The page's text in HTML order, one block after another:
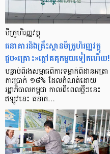
មីក្រូ​ហិរញ្ញវត្ថុ
ធនាគារ​និង​គ្រឹះស្ថាន​មីក្រូ​ហិរញ្ញវត្ថុ​
ជួប«គ្រោះ»ក្តៅ​គគុក​មួយ​ទៀត​ហើយ!
បន្ទាប់​ពី​រង​សម្ពាធ​​ពី​ការ​ទម្លាក់​ពិដាន​អត្រា​
ការ​ប្រាក់ ១៨​% ដែល​កំណត់​ដោយ​
រដ្ឋាភិបាល​កម្ពុជា កាល​ពី​ពេល​ថ្មីៗ​នេះ
ឥឡូវ​នេះ ធនាគ…